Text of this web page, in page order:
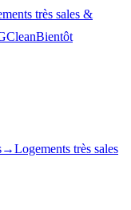
très sales &
Bientôt
→Logements très sales